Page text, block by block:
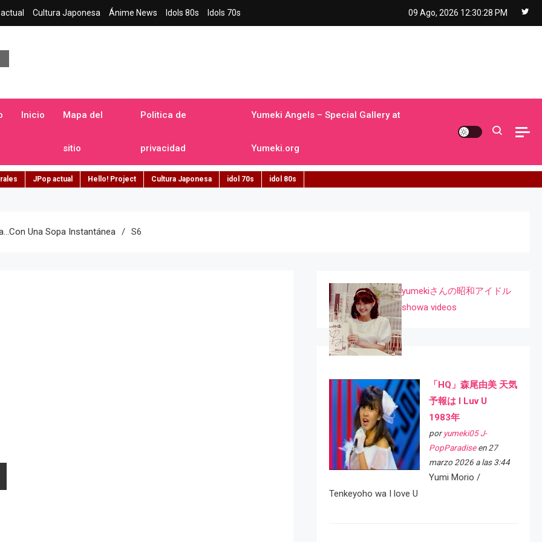
Cultura Japonesa Ánime News Idols 80s Idols 70s 09 Ago, 2026 12:30:28 PM
Inicio Mapa del
sitio
Politica de
privacidad
Yumeki Angels – Special Gallery at
Yumeki.org
JPop actual Hello! Project Cultura Japonesa idol 70s idol 80s
Una Sopa Instantánea S6
yumekiさんの昭和アイドル
showa videos
「HQ」森尾由美 天気
予報は I Luv U
1983年
por yumeki05 J-
PopParadiseen 27
marzo 2026 a las 3:44
Yumi Morio /
Tenkeyoho wa I love U